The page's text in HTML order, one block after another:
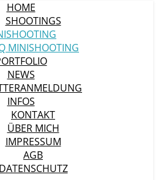
HOME
SHOOTINGS
MINISHOOTING
NEWS
INFOS
KONTAKT
ÜBER MICH
IMPRESSUM
AGB
DATENSCHUTZ